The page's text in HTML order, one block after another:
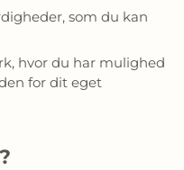
som du kan
hvor du har mulighed
for dit eget